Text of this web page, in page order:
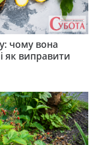
чому вона
як виправити